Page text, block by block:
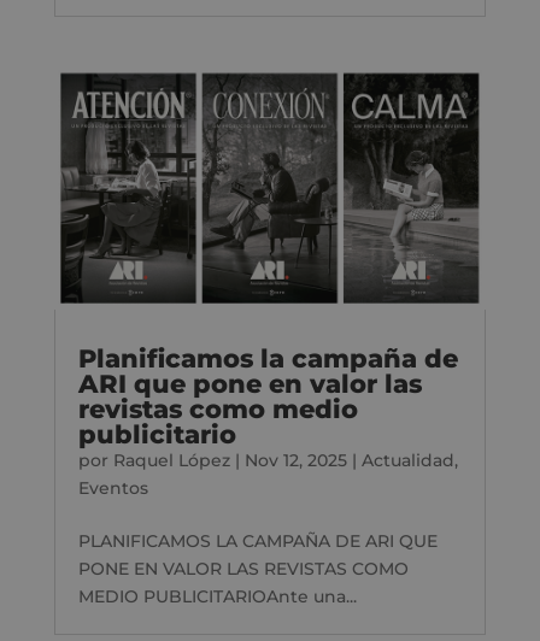
Planificamos la campaña de
ARI que pone en valor las
revistas como medio
publicitario
por Raquel López| Nov 12, 2025| Actualidad,
Eventos
PLANIFICAMOS LA CAMPAÑA DE ARI QUE
PONE EN VALOR LAS REVISTAS COMO
MEDIO PUBLICITARIOAnte una...